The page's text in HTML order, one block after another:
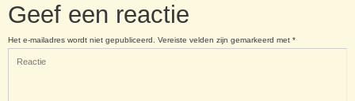
Geef een reactie
Het e-mailadres wordt niet gepubliceerd. Vereiste velden zijn gemarkeerd met *